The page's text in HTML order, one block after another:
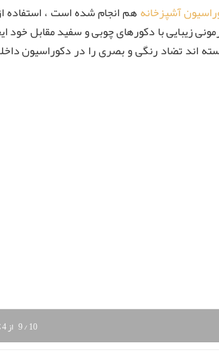
آشپزخانههم انجام شده است ، استفاده
با دکورهای چوبی و سفید مقابل خود
اند تضاد رنگی و بصری را در دکوراسیون
9/10 از4